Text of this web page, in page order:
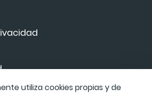
utiliza cookies propias y de